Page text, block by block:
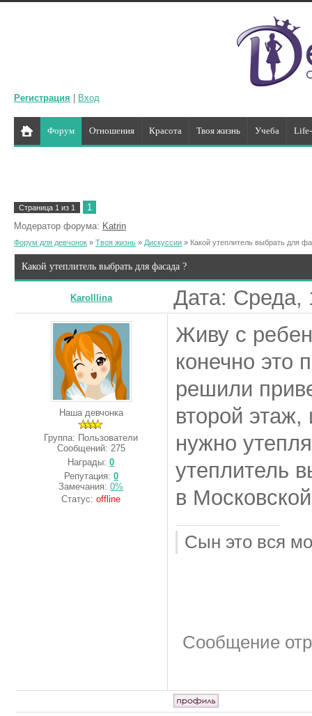
Регистрация Вход
Форум Отношения Красота Твоя жизнь Учеба
Страница 1 из 1
1
Модератор форума: Katrin
Форум для девчонок » Твоя жизнь » Дискуссии » Какой утеплитель выбрать для
Какой утеплитель выбрать для фасада ?
Karolllina Дата:
Наша девчонка
Группа: Пользователи
Сообщений: 275
Награды:0
Репутация: 0
Замечания:0%
Статус:offline
Живу с
конечно это
решили
второй
нужно
утеплитель
в
Сын это вся
Сообщение